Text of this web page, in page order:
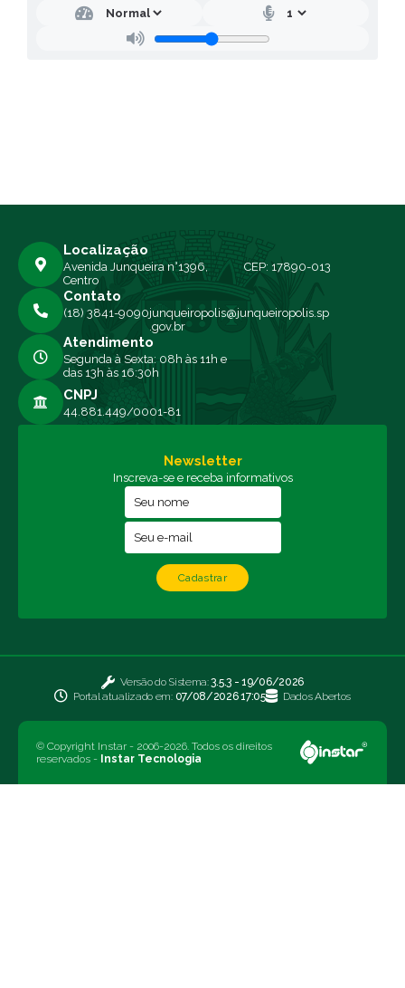
Localização
Avenida Junqueira n°1396,
Centro
CEP: 17890-013
Contato
(18) 3841-9090junqueiropolis@junqueiropolis.sp
.gov.br
Atendimento
Segunda à Sexta: 08h às 11h e
das 13h às 16:30h
CNPJ
44.881.449/0001-81
Newsletter
Inscreva-se e receba informativos
Cadastrar
Versão do Sistema:3.5.3 - 19/06/2026
Portal atualizado em: 07/08/2026 17:05 Dados Abertos
© Copyright Instar - 2006-2026. Todos os direitos
reservados - Instar Tecnologia